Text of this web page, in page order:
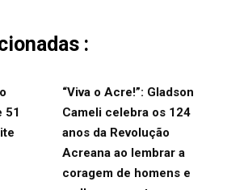
:
51
“Viva o Acre!”: Gladson
Cameli celebra os 124
anos da Revolução
Acreana ao lembrar a
coragem de homens e